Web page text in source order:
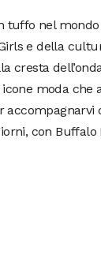
tuffo nel
e della
cresta
moda che
con Buffalo